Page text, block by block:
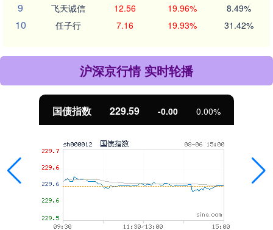
9 飞天诚信 12.56 19.96% 8.49%
10 任子行 7.16 19.93% 31.42%
沪深京行情 实时轮播
国债指数 229.59 -0.00 0.00%